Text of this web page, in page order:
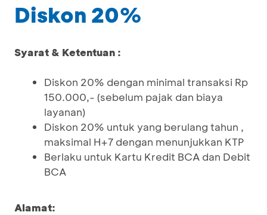
Diskon 20%
Syarat & Ketentuan :
Diskon 20% dengan minimal transaksi Rp
150.000,- (sebelum pajak dan biaya
layanan)
Diskon 20% untuk yang berulang tahun ,
maksimal H+7 dengan menunjukkan KTP
Berlaku untuk Kartu Kredit BCA dan Debit
BCA
Alamat: